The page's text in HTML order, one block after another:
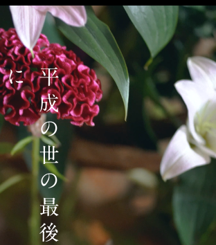
平
成
の
世
の
最
後
に